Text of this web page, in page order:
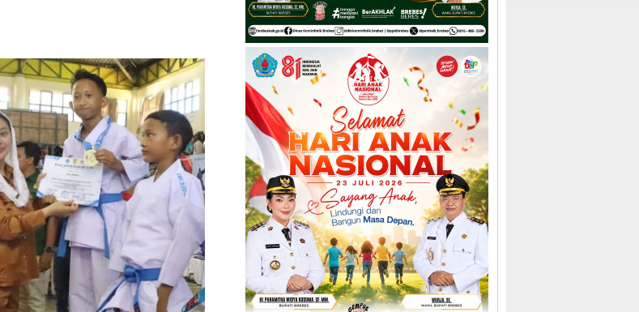
- 14:41:41 Miris, Puluhan Remaja hingga Anak SD Terjaring